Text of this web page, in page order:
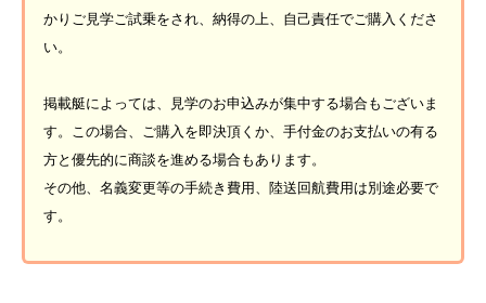
かりご見学ご試乗をされ、納得の上、自己責任でご購入くださ
い。
掲載艇によっては、見学のお申込みが集中する場合もございま
す。この場合、ご購入を即決頂くか、手付金のお支払いの有る
方と優先的に商談を進める場合もあります。
その他、名義変更等の手続き費用、陸送回航費用は別途必要で
す。